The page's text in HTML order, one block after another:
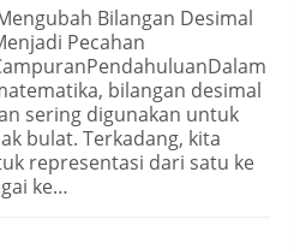
Bilangan Desimal
Pecahan
bilangan desimal
sering digunakan untuk
bulat. Terkadang, kita
representasi dari satu ke
ke…